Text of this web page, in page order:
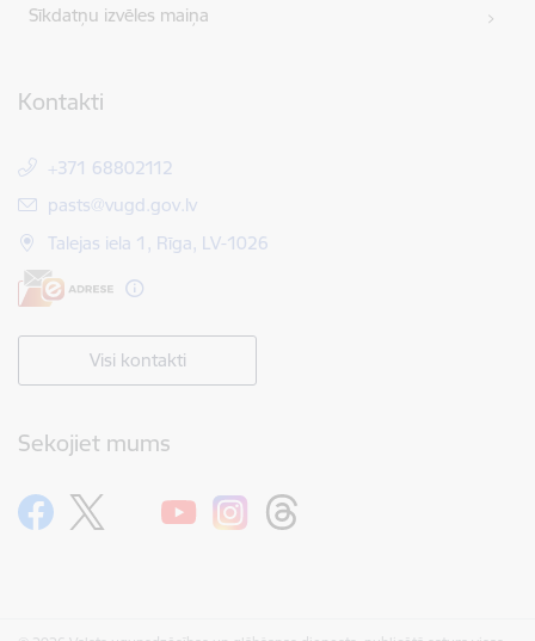
Sīkdatņu izvēles maiņa
Kontakti
+371 68802112
E-pasts:
pasts@vugd.gov.lv
Talejas iela 1, Rīga, LV-1026
Visi kontakti
Sekojiet mums